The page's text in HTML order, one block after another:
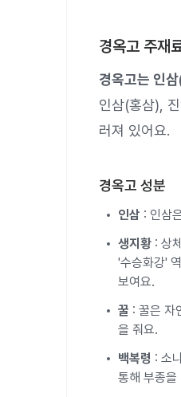
경옥고 주재
경옥고는 인
인삼(홍삼),
러져 있어요.
경옥고 성분
인삼 : 인삼
생지황 : 상
'수승화강'
보여요.
꿀 : 꿀은 자
을 줘요.
백복령 : 소
통해 부종을